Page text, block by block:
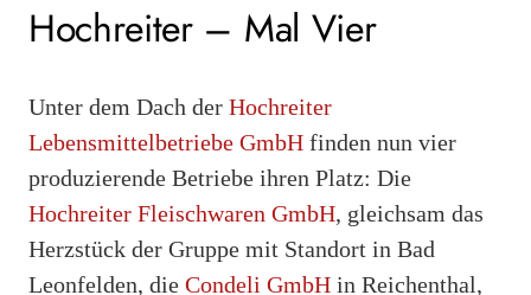
Hochreiter – Mal Vier
Unter dem Dach der Hochreiter
Lebensmittelbetriebe GmbH finden nun vier
produzierende Betriebe ihren Platz: Die
Hochreiter Fleischwaren GmbH, gleichsam das
Herzstück der Gruppe mit Standort in Bad
Leonfelden, die Condeli GmbH in Reichenthal,